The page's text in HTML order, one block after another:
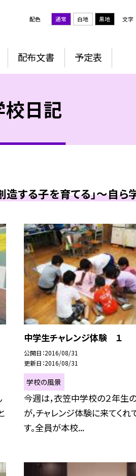
配色 通常 白地 黒地 文字
配布文書 予定表
校日記
する子を育てる」～自ら
中学生チャレンジ体験 １
公開日 2016/08/31
更新日 2016/08/31
学校の風景
今週は，衣笠中学校の２年生
が，チャレンジ体験に来てくれ
す。全員が本校...